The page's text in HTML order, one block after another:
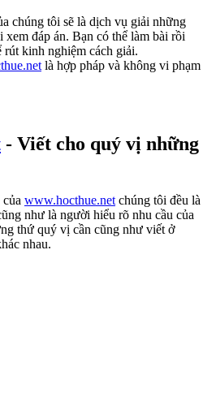
chúng tôi sẽ là dịch vụ giải những
đáp án. Bạn có thể làm bài rồi
rút kinh nghiệm cách giải.
là hợp pháp và không vi phạm
- Viết cho quý vị những
www.hocthue.net chúng tôi đều là
như là người hiểu rõ nhu cầu của
thứ quý vị cần cũng như viết ở
nhau.